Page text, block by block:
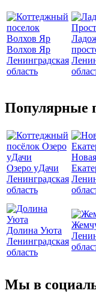
Волхов Яр
Ленинградская
область
Популярные
Озеро уДачи
Ленинградская
область
Новая
Долина Уюта
Ленинградская
область
Мы в